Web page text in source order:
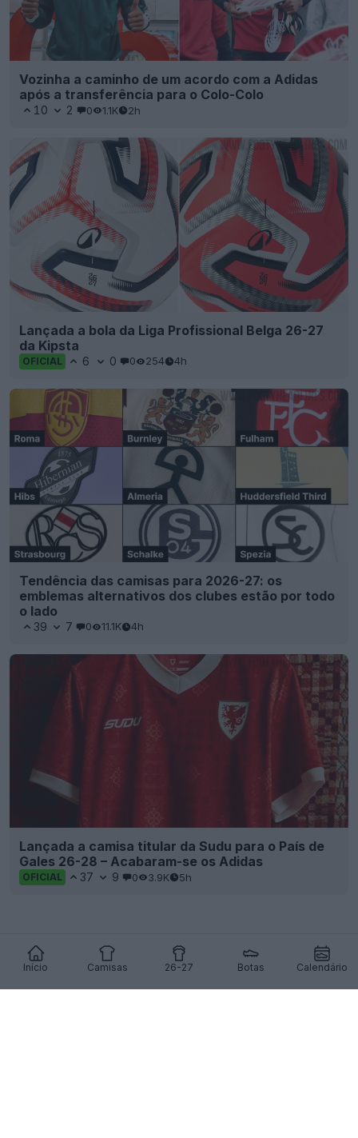
Início Camisas 26-27 Botas Calendário
Vozinha a caminho de um acordo com a Adidas
após a transferência para o Colo-Colo
10 2 0 1.1K 2h
Lançada a bola da Liga Profissional Belga 26-27
da Kipsta
OFICIAL 6 0 0 254 4h
Tendência das camisas para 2026-27: os
emblemas alternativos dos clubes estão por todo
o lado
39 7 0 11.1K 4h
Lançada a camisa titular da Sudu para o País de
Gales 26-28 – Acabaram-se os Adidas
OFICIAL 37 9 0 3.9K 5h